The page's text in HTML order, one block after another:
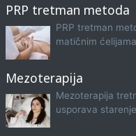
PRP tretman metoda
PRP tretman
matičnim ćelijama
Mezoterapija
Mezoterapija
usporava starenje